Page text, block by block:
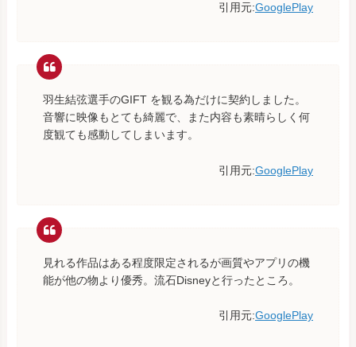
引用元:GooglePlay
羽生結弦選手のGIFT を観る為だけに契約しました。
音響に映像もとても綺麗で、また内容も素晴らしく何
度観ても感動してしまいます。
引用元:GooglePlay
見れる作品はある程度限定されるが画質やアプリの機
能が他の物より優秀。流石Disneyと行ったところ。
引用元:GooglePlay